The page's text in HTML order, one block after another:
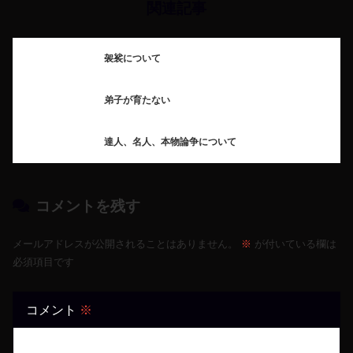
袈裟について
弟子が育たない
達人、名人、本物論争について
コメントを残す
メールアドレスが公開されることはありません。 ※ が付いている欄は
必須項目です
コメント ※